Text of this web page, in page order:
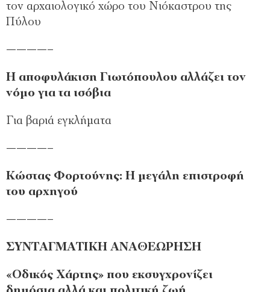
τον αρχαιολογικό χώρο του Νιόκαστρου της
Πύλου
­————–
Η αποφυλάκιση Γιωτόπουλου αλλάζει τον
νόμο για τα ισόβια
Για βαριά εγκλήματα
­————–
Κώστας Φορτούνης: Η μεγάλη επιστροφή
του αρχηγού
­————–
ΣΥΝΤΑΓΜΑΤΙΚΗ ΑΝΑΘΕΩΡΗΣΗ
«Οδικός Χάρτης» που εκσυγχρονίζει